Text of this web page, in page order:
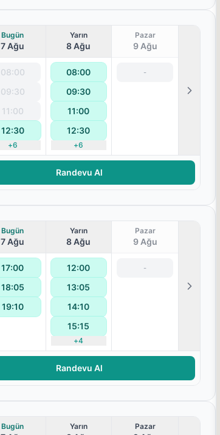
Bugün
7 Ağu
08:00
09:30
11:00
12:30
+6
Yarın
8 Ağu
08:00
09:30
11:00
12:30
+6
Pazar
9 Ağu
-
Randevu Al
Bugün
7 Ağu
17:00
18:05
19:10
Yarın
8 Ağu
12:00
13:05
14:10
15:15
+4
Pazar
9 Ağu
-
Randevu Al
Bugün Yarın Pazar